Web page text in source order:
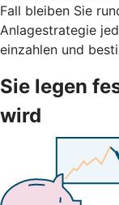
Fall bleiben Sie
Anlagestrategie
einzahlen und
Sie legen
wird